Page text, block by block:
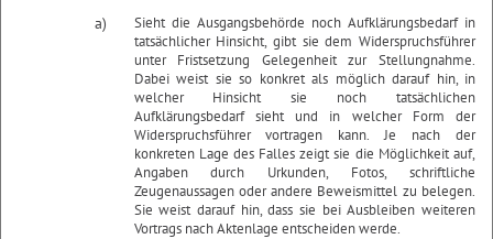
a)
Sieht die Ausgangsbehörde noch Aufklärungsbedarf in
tatsächlicher Hinsicht, gibt sie dem Widerspruchsführer
unter Fristsetzung Gelegenheit zur Stellungnahme.
Dabei weist sie so konkret als möglich darauf hin, in
welcher Hinsicht sie noch tatsächlichen
Aufklärungsbedarf sieht und in welcher Form der
Widerspruchsführer vortragen kann. Je nach der
konkreten Lage des Falles zeigt sie die Möglichkeit auf,
Angaben durch Urkunden, Fotos, schriftliche
Zeugenaussagen oder andere Beweismittel zu belegen.
Sie weist darauf hin, dass sie bei Ausbleiben weiteren
Vortrags nach Aktenlage entscheiden werde.